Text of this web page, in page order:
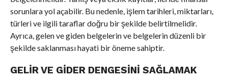
sorunlara yol açabilir. Bu nedenle, işlem tarihleri, miktarları,
türleri ve ilgili taraflar doğru bir şekilde belirtilmelidir.
Ayrıca, gelen ve giden belgelerin ve belgelerin düzenli bir
şekilde saklanması hayati bir öneme sahiptir.
GELIR VE GIDER DENGESINI SAĞLAMAK